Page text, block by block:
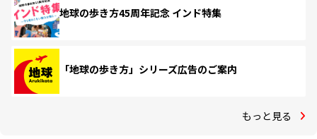
地球の歩き方45周年記念 インド特集
「地球の歩き方」シリーズ広告のご案内
もっと見る